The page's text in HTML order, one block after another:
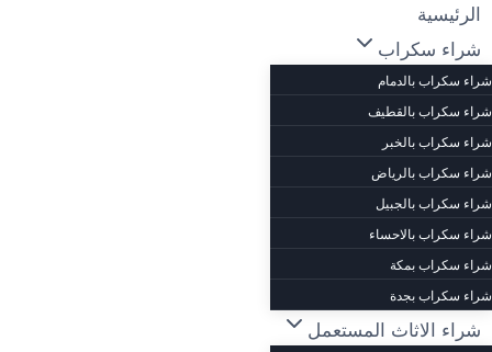
التجاوز
إلى
المحتوى
الرئيسية
شراء سكراب
شراء سكراب بالدمام
شراء سكراب بالقطيف
شراء سكراب بالخبر
شراء سكراب بالرياض
شراء سكراب بالجبيل
شراء سكراب بالاحساء
شراء سكراب بمكة
شراء سكراب بجدة
شراء الاثاث المستعمل